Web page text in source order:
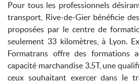
Pour tous les professionnels
transport, Rive-de-Gier bénéficie
proposées par le centre de
seulement 33 kilomètres, à Lyon.
Formatrans offre des formations
capacité marchandise 3.5T, une
ceux souhaitant exercer dans le